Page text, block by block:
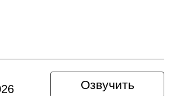
Озвучить